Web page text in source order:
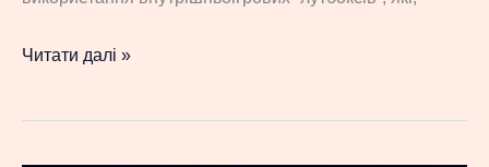
Штат
Йорк
Читати далі »